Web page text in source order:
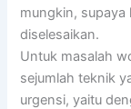
mungkin, supaya
diselesaikan.
Untuk masalah
sejumlah teknik
urgensi, yaitu